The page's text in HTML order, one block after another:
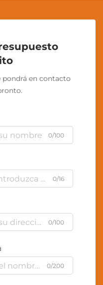
pondrá en contacto
0/100
0/16
0/100
0/200